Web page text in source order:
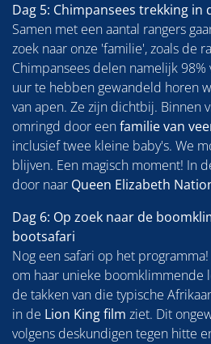
Dag 5: Chimpansees trekking in
Samen met een aantal rangers
zoek naar onze 'familie', zoals de
Chimpansees delen namelijk 98%
uur te hebben gewandeld horen
van apen. Ze zijn dichtbij. Binnen
omringd door eenfamilie van
inclusief twee kleine baby's. We
blijven. Een magisch moment! In
door naar Queen Elizabeth
Dag 6: Op zoek naar de
bootsafari
Nog een safari op het
om haar unieke boomklimmende
de takken van die typische
in de Lion King film ziet. Dit
volgens deskundigen tegen hitte